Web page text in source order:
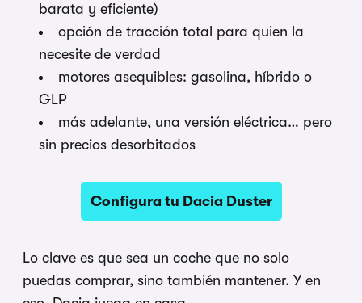
barata y eficiente)
opción de tracción total para quien la
necesite de verdad
motores asequibles: gasolina, híbrido o
GLP
más adelante, una versión eléctrica… pero
sin precios desorbitados
Configura tu Dacia Duster
Lo clave es que sea un coche que no solo
puedas comprar, sino también mantener. Y en